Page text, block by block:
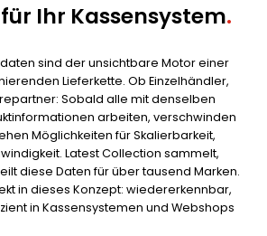
Ihr Kassensystem.
sind der unsichtbare Motor einer
Lieferkette. Ob Einzelhändler,
Sobald alle mit denselben
arbeiten, verschwinden
Möglichkeiten für Skalierbarkeit,
Latest Collection sammelt,
diese Daten für über tausend Marken.
in dieses Konzept: wiedererkennbar,
in Kassensystemen und Webshops